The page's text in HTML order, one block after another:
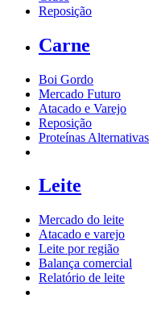
Reposição
Carne
Boi Gordo
Mercado Futuro
Atacado e Varejo
Reposição
Proteínas Alternativas
Leite
Mercado do leite
Atacado e varejo
Leite por região
Balança comercial
Relatório de leite